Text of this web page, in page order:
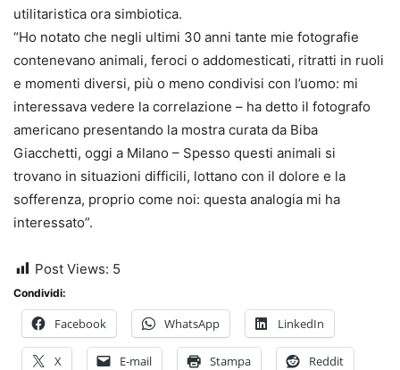
utilitaristica ora simbiotica.
“Ho notato che negli ultimi 30 anni tante mie fotografie
contenevano animali, feroci o addomesticati, ritratti in ruoli
e momenti diversi, più o meno condivisi con l’uomo: mi
interessava vedere la correlazione – ha detto il fotografo
americano presentando la mostra curata da Biba
Giacchetti, oggi a Milano – Spesso questi animali si
trovano in situazioni difficili, lottano con il dolore e la
sofferenza, proprio come noi: questa analogia mi ha
interessato”.
Post Views: 5
Condividi:
Facebook WhatsApp LinkedIn
X E-mail Stampa Reddit